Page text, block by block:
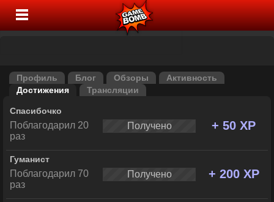
Профиль Блог Обзоры
Активность
Достижения
Трансляции
Спасибочко
Поблагодарил 20
раз
Получено + 50 XP
Гуманист
Поблагодарил 70
раз
Получено + 200 XP